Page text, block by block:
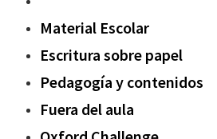
Material Escolar
Escritura sobre papel
Pedagogía y contenidos
Fuera del aula